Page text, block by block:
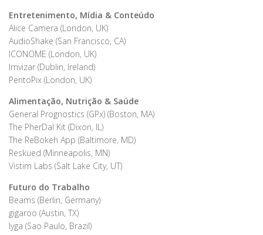
Entretenimento, Mídia & Conteúdo
Alice Camera (London, UK)
AudioShake (San Francisco, CA)
ICONOME (London, UK)
Imvizar (Dublin, Ireland)
PentoPix (London, UK)
Alimentação, Nutrição & Saúde
General Prognostics (GPx) (Boston, MA)
The PherDal Kit (Dixon, IL)
The ReBokeh App (Baltimore, MD)
Reskued (Minneapolis, MN)
Vistim Labs (Salt Lake City, UT)
Futuro do Trabalho
Beams (Berlin, Germany)
gigaroo (Austin, TX)
lyga (Sao Paulo, Brazil)